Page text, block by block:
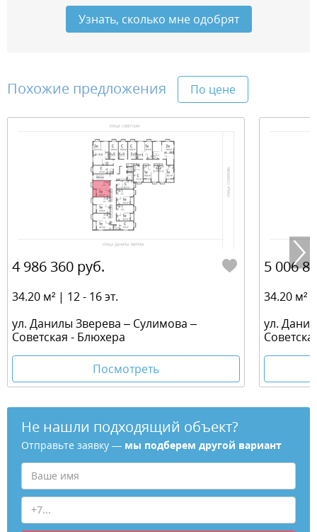
Узнать, сколько мне одобрят
Похожие предложения По цене
4 986 360 руб.
34.20 м² | 12 - 16 эт.
ул. Данилы Зверева – Сулимова –
Советская - Блюхера
Посмотреть
5 006
34.20 м²
ул.
Не нашли подходящий объект?
Отправьте заявку — мы подберем другой вариант